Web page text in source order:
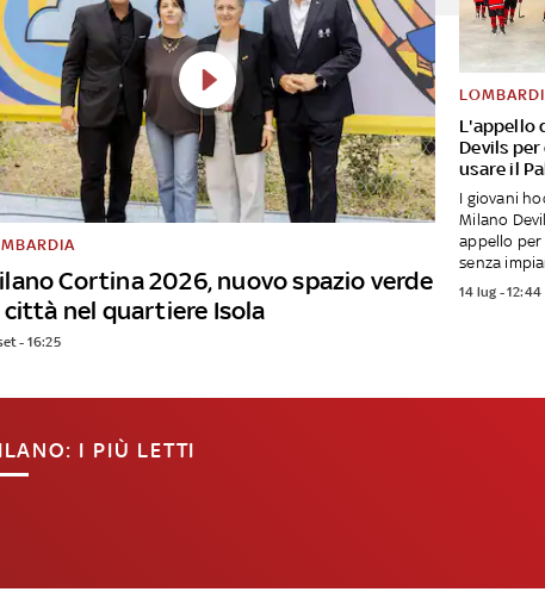
Cortina 2026, nuovo spazio verde
città nel quartiere Isola
- 16:25
L'appello
Devils
usare il
I giovani
Milano
appello
senza
14 lug - 12:44
I PIÙ LETTI